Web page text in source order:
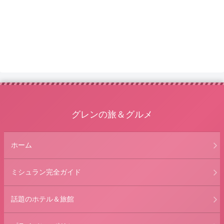
グレンの旅＆グルメ
ホーム
ミシュラン完全ガイド
話題のホテル＆旅館